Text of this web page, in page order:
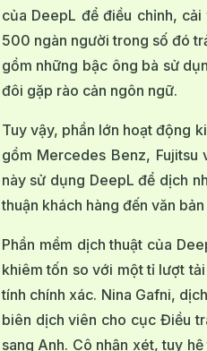
của DeepL để điều chỉnh,
500 ngàn người trong số đó
gồm những bậc ông bà sử
đôi gặp rào cản ngôn ngữ.
Tuy vậy, phần lớn hoạt động
gồm Mercedes Benz,
này sử dụng DeepL để dịch
thuận khách hàng đến văn
Phần mềm dịch thuật của
khiêm tốn so với một tỉ lượt
tính chính xác. Nina Gafni,
biên dịch viên cho cục Điều
sang Anh. Cô nhận xét, tuy